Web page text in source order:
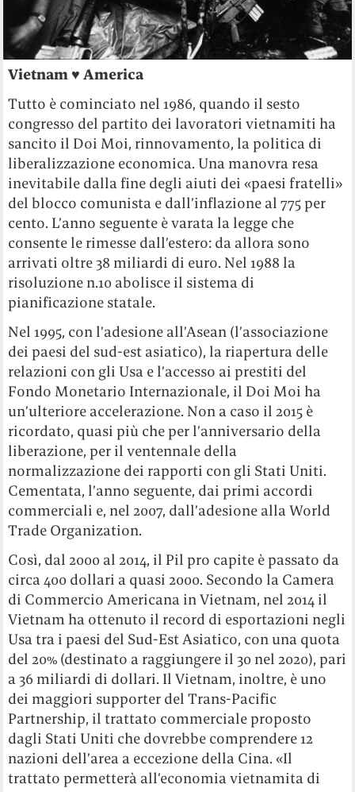
Vietnam ♥ America
Tutto è cominciato nel 1986, quando il sesto
congresso del partito dei lavoratori vietnamiti ha
sancito il Doi Moi, rinnovamento, la politica di
liberalizzazione economica. Una manovra resa
inevitabile dalla fine degli aiuti dei «paesi fratelli»
del blocco comunista e dall’inflazione al 775 per
cento. L’anno seguente è varata la legge che
consente le rimesse dall’estero: da allora sono
arrivati oltre 38 miliardi di euro. Nel 1988 la
risoluzione n.10 abolisce il sistema di
pianificazione statale.
Nel 1995, con l’adesione all’Asean (l’associazione
dei paesi del sud-est asiatico), la riapertura delle
relazioni con gli Usa e l’accesso ai prestiti del
Fondo Monetario Internazionale, il Doi Moi ha
un’ulteriore accelerazione. Non a caso il 2015 è
ricordato, quasi più che per l’anniversario della
liberazione, per il ventennale della
normalizzazione dei rapporti con gli Stati Uniti.
Cementata, l’anno seguente, dai primi accordi
commerciali e, nel 2007, dall’adesione alla World
Trade Organization.
Così, dal 2000 al 2014, il Pil pro capite è passato da
circa 400 dollari a quasi 2000. Secondo la Camera
di Commercio Americana in Vietnam, nel 2014 il
Vietnam ha ottenuto il record di esportazioni negli
Usa tra i paesi del Sud-Est Asiatico, con una quota
del 20% (destinato a raggiungere il 30 nel 2020), pari
a 36 miliardi di dollari. Il Vietnam, inoltre, è uno
dei maggiori supporter del Trans-Pacific
Partnership, il trattato commerciale proposto
dagli Stati Uniti che dovrebbe comprendere 12
nazioni dell’area a eccezione della Cina. «Il
trattato permetterà all’economia vietnamita di